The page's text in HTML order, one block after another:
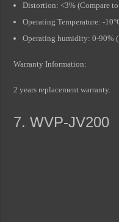
Distortion: <3% (Compare
Operating Temperature: -
Operating humidity: 0-90%
Warranty Information:
2 years replacement warranty.
7. WVP-JV200